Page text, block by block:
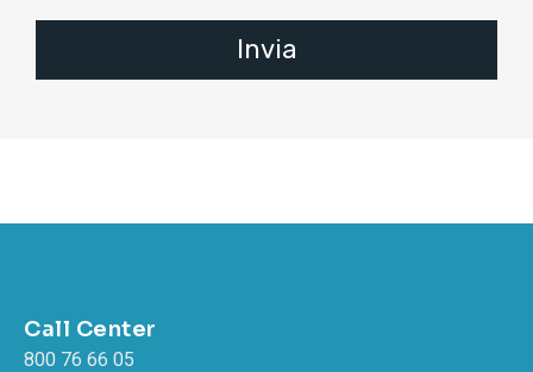
Call Center
800 76 66 05